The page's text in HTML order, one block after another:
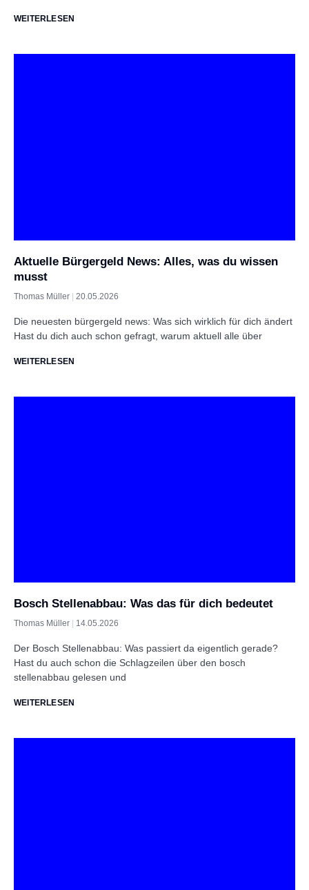
WEITERLESEN
Aktuelle Bürgergeld News: Alles, was du wissen
musst
Thomas Müller 20.05.2026
Die neuesten bürgergeld news: Was sich wirklich für dich ändert
Hast du dich auch schon gefragt, warum aktuell alle über
WEITERLESEN
Bosch Stellenabbau: Was das für dich bedeutet
Thomas Müller 14.05.2026
Der Bosch Stellenabbau: Was passiert da eigentlich gerade?
Hast du auch schon die Schlagzeilen über den bosch
stellenabbau gelesen und
WEITERLESEN